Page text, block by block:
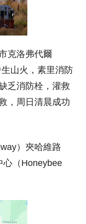
克洛弗代爾
生山火，素里消防
乏消防栓，灌救
，周日清晨成功
）夾哈維路
心（Honeybee